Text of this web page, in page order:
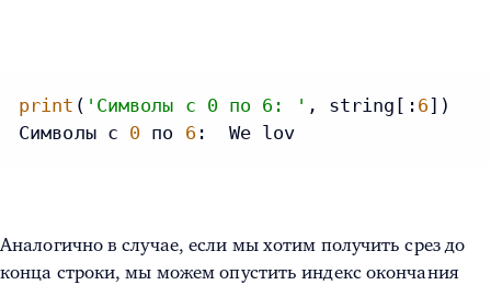
print ( 'Символы с 0 по 6: ' , string[: 6])
Символы с 0 по 6 :  We lov
Аналогично в случае, если мы хотим получить срез до
конца строки, мы можем опустить индекс окончания